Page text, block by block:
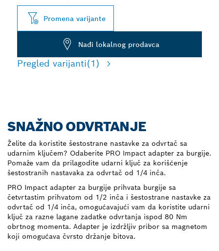
Promena varijante
Nađi lokalnog prodavca
Pregled varijanti(1)
SNAŽNO ODVRTANJE
Želite da koristite šestostrane nastavke za odvrtač sa
udarnim ključem? Odaberite PRO Impact adapter za burgije.
Pomaže vam da prilagodite udarni ključ za korišćenje
šestostranih nastavaka za odvrtač od 1/4 inča.
PRO Impact adapter za burgije prihvata burgije sa
četvrtastim prihvatom od 1/2 inča i šestostrane nastavke za
odvrtač od 1/4 inča, omogućavajući vam da koristite udarni
ključ za razne lagane zadatke odvrtanja ispod 80 Nm
obrtnog momenta. Adapter je izdržljiv pribor sa magnetom
koji omogućava čvrsto držanje bitova.